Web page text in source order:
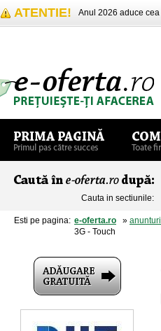
ATENTIE! Anul 2026 aduce
Cauta in sectiunile:
Esti pe pagina: e-oferta.ro »
3G - Touch